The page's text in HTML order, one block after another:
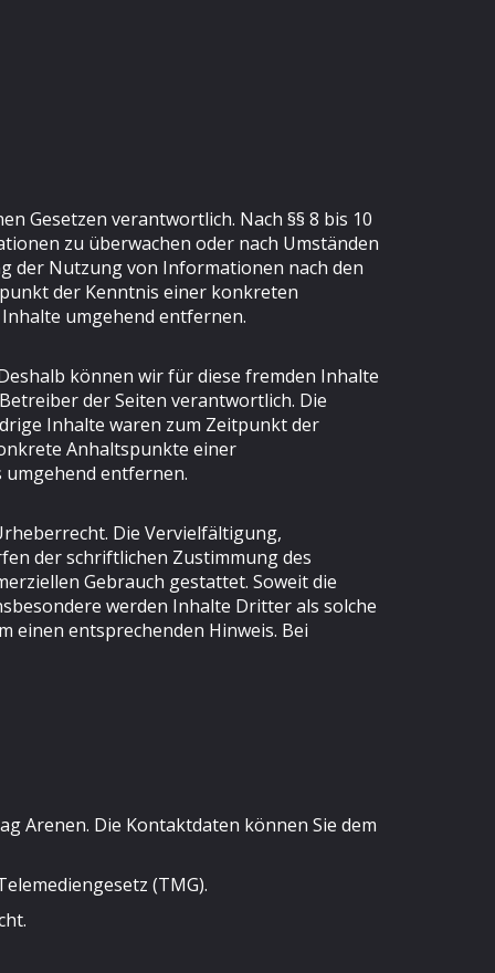
Gesetzen verantwortlich. Nach §§ 8 bis 10
zu überwachen oder nach Umständen
der Nutzung von Informationen nach den
der Kenntnis einer konkreten
umgehend entfernen.
können wir für diese fremden Inhalte
der Seiten verantwortlich. Die
Inhalte waren zum Zeitpunkt der
Anhaltspunkte einer
entfernen.
Die Vervielfältigung,
der schriftlichen Zustimmung des
Gebrauch gestattet. Soweit die
werden Inhalte Dritter als solche
einen entsprechenden Hinweis. Bei
Arenen. Die Kontaktdaten können Sie dem
(TMG).